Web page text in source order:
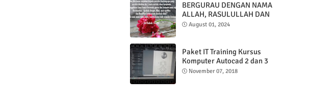
BERGURAU DENGAN NAMA
ALLAH, RASULULLAH DAN
AL QUR'AN
August 01, 2024
Paket IT Training Kursus
Komputer Autocad 2 dan 3
DImensi
November 07, 2018